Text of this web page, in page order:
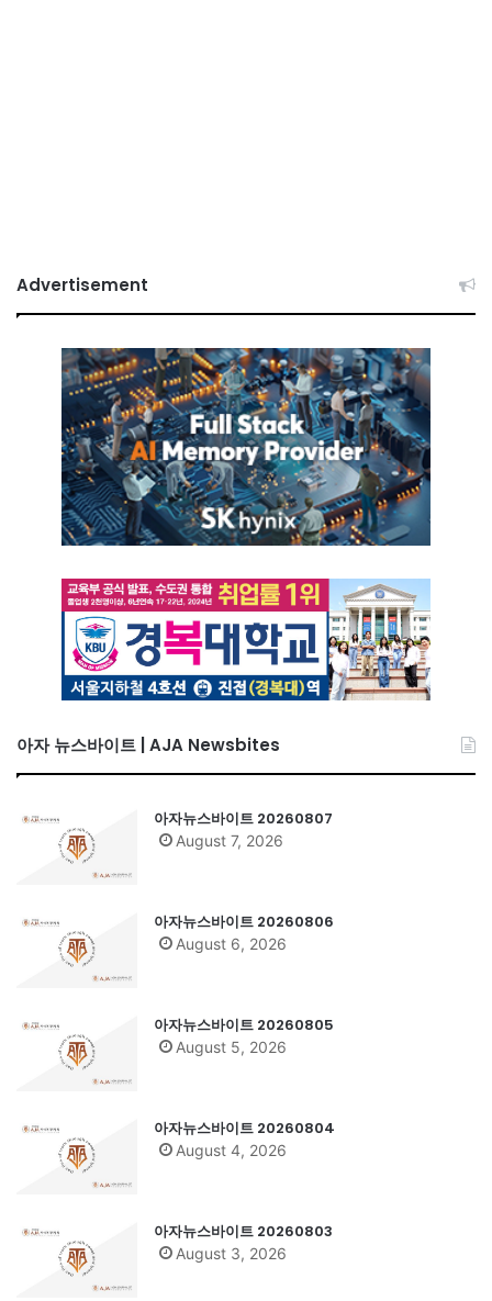
Advertisement
아자 뉴스바이트 | AJA Newsbites
아자뉴스바이트 20260807
August 7, 2026
아자뉴스바이트 20260806
August 6, 2026
아자뉴스바이트 20260805
August 5, 2026
아자뉴스바이트 20260804
August 4, 2026
아자뉴스바이트 20260803
August 3, 2026